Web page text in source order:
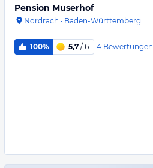
Pension Muserhof
Nordrach · Baden-Württemberg
100% 5,7 / 6 4 Bewertungen